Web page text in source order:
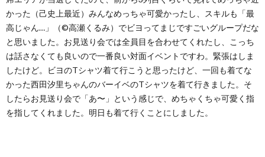
かった（己史上最近）みんなめっちゃ可愛かったし、スキルも「最
高じゃん…」（©️高瀬くるみ）でビヨってまじですごいグループだな
と思いました。お見送り会では全員目を合わせてくれたし、こっち
は話さなくても良いので一番良い対面イベントですわ。緊張はしま
したけど。ビヨのTシャツ着て行こうと思ったけど、一回も着てな
かった西田汐里ちゃんのバーイベのTシャツを着て行きました。そ
したらお見送り会で「あ〜」という感じで、めちゃくちゃ可愛く指
を指してくれました。明日も着て行くことにしました。